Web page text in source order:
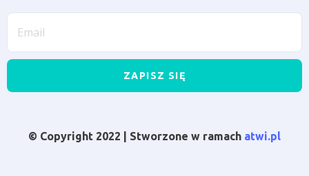
ZAPISZ SIĘ
© Copyright 2022 | Stworzone w ramach atwi.pl